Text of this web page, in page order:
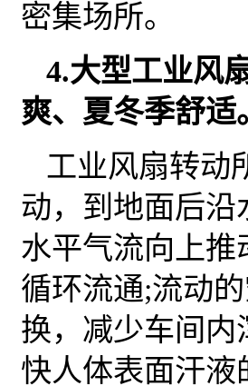
密集场所。
4.大型工业风
爽、夏冬季舒适
工业风扇转动
动，到地面后
水平气流向上
循环流通;流动
换，减少车间
快人体表面汗